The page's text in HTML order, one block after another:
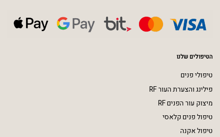
הטיפולים שלנו
טיפולי פנים
פילינג והצערת העור RF
מיצוק עור הפנים RF
טיפול פנים קלאסי
טיפול אקנה